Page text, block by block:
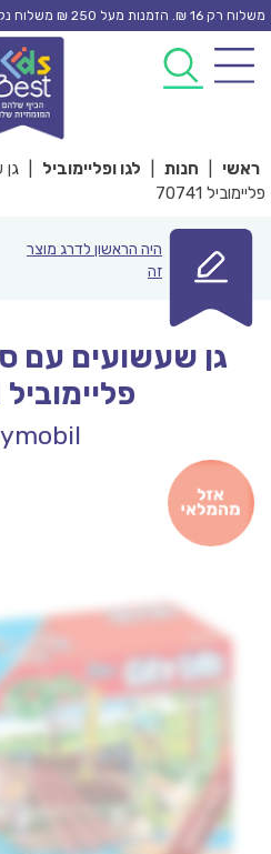
Skip
content
משלוח רק 16 ₪. הזמנות מעל 250 ₪ משלוח נק’ איסוף חינם
ראשי חנות לגו ופליימוביל
פליימוביל 70741
היה הראשון לדרג מוצר
זה
גן שעשועים עם
פליימוביל 70741